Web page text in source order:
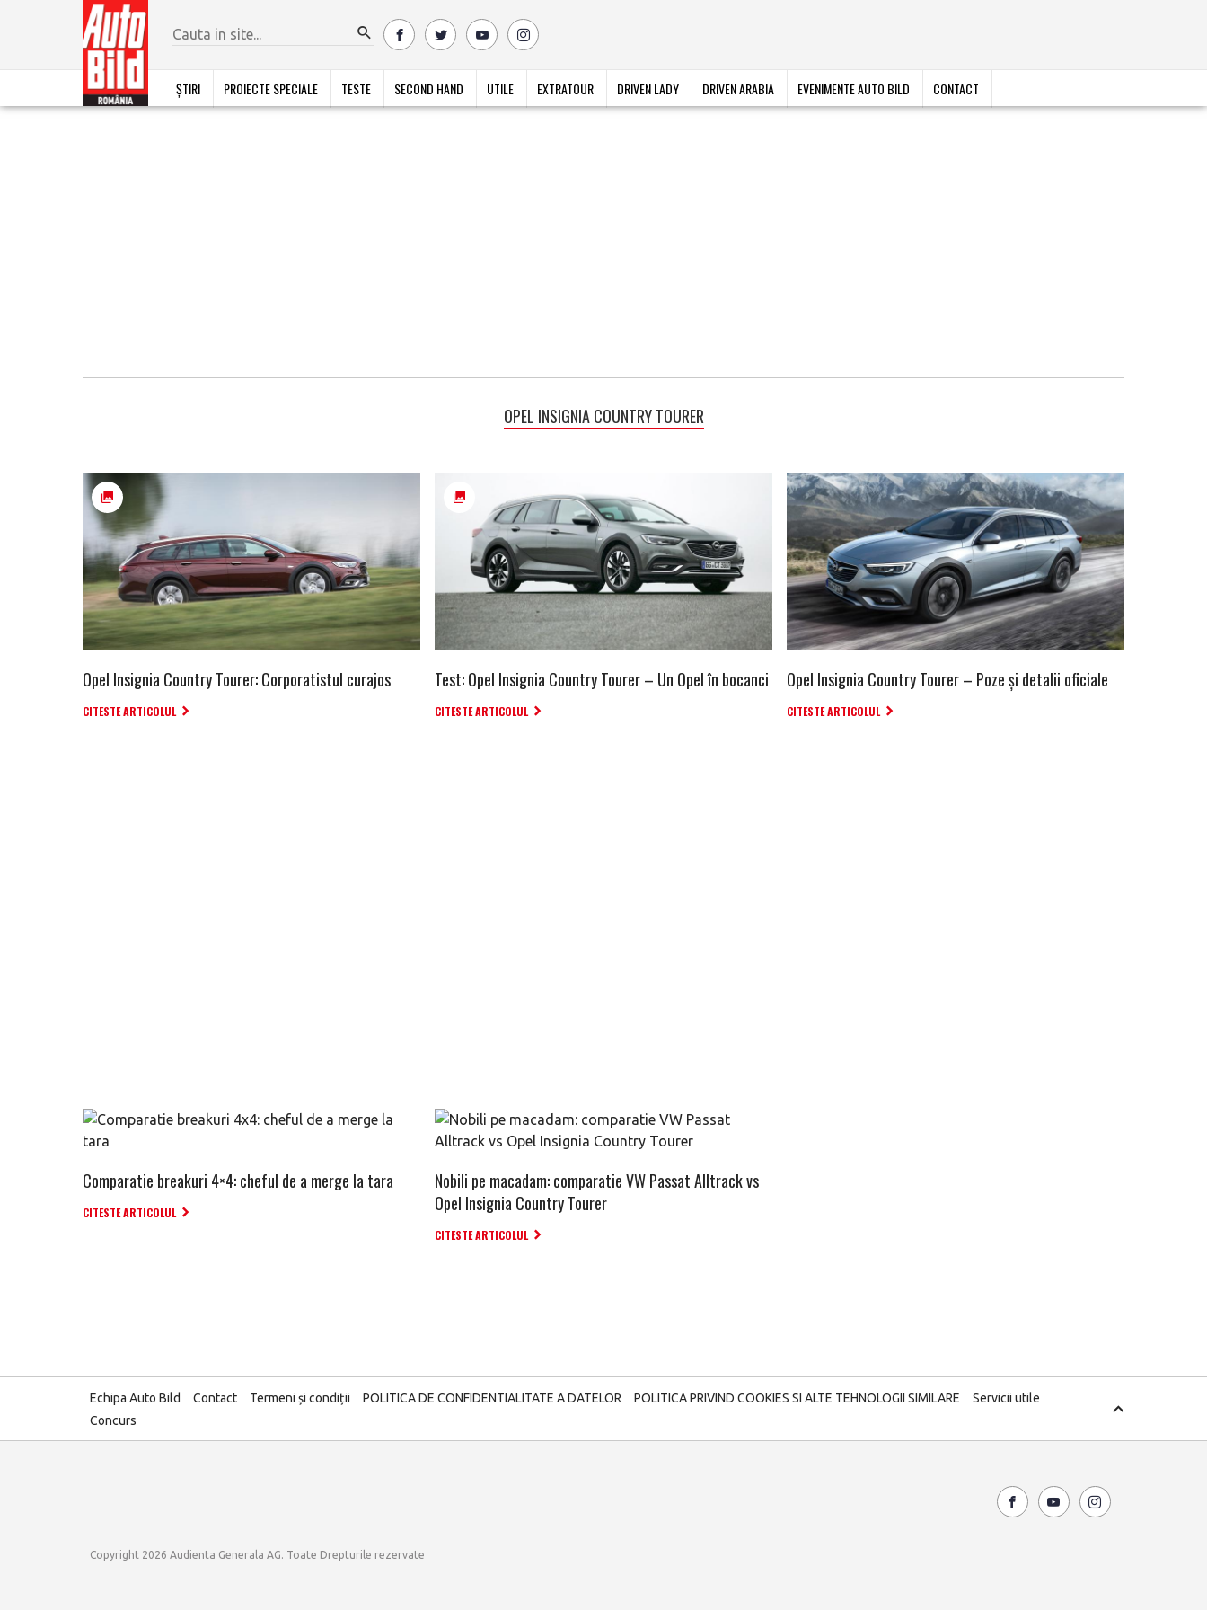
ȘTIRI PROIECTE SPECIALE TESTE SECOND HAND UTILE EXTRATOUR DRIVEN LADY DRIVEN ARABIA EVENIMENTE AUTO BILD CONTACT
OPEL INSIGNIA COUNTRY TOURER
Opel Insignia Country Tourer: Corporatistul curajos
CITESTE ARTICOLUL
Test: Opel Insignia Country Tourer – Un Opel în bocanci
CITESTE ARTICOLUL
Opel Insignia Country Tourer – Poze și detalii oficiale
CITESTE ARTICOLUL
Comparatie breakuri 4×4: cheful de a merge la tara
CITESTE ARTICOLUL
Nobili pe macadam: comparatie VW Passat Alltrack vs
Opel Insignia Country Tourer
CITESTE ARTICOLUL
Echipa Auto Bild Contact Termeni și condiții POLITICA DE CONFIDENTIALITATE A DATELOR POLITICA PRIVIND COOKIES SI ALTE TEHNOLOGII SIMILARE
Servicii utile
Concurs
Copyright 2026 Audienta Generala AG. Toate Drepturile rezervate